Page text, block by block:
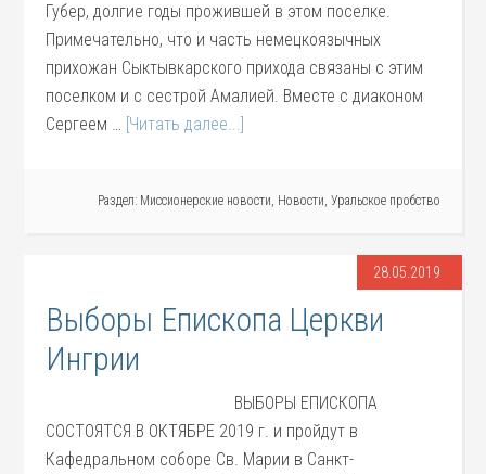
Губер, долгие годы прожившей в этом поселке.
Примечательно, что и часть немецкоязычных
прихожан Сыктывкарского прихода связаны с этим
поселком и с сестрой Амалией. Вместе с диаконом
Сергеем … [Читать далее...]
Раздел: Миссионерские новости, Новости, Уральское пробство
28.05.2019
Выборы Епископа Церкви
Ингрии
ВЫБОРЫ ЕПИСКОПА
СОСТОЯТСЯ В ОКТЯБРЕ 2019 г. и пройдут в
Кафедральном соборе Св. Марии в Санкт-